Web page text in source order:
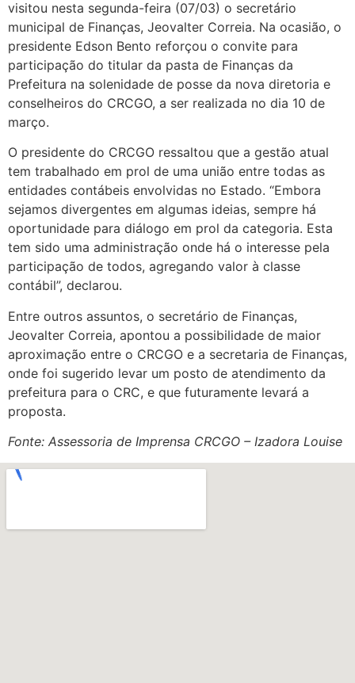
visitou nesta segunda-feira (07/03) o secretário
municipal de Finanças, Jeovalter Correia. Na ocasião, o
presidente Edson Bento reforçou o convite para
participação do titular da pasta de Finanças da
Prefeitura na solenidade de posse da nova diretoria e
conselheiros do CRCGO, a ser realizada no dia 10 de
março.
O presidente do CRCGO ressaltou que a gestão atual
tem trabalhado em prol de uma união entre todas as
entidades contábeis envolvidas no Estado. “Embora
sejamos divergentes em algumas ideias, sempre há
oportunidade para diálogo em prol da categoria. Esta
tem sido uma administração onde há o interesse pela
participação de todos, agregando valor à classe
contábil”, declarou.
Entre outros assuntos, o secretário de Finanças,
Jeovalter Correia, apontou a possibilidade de maior
aproximação entre o CRCGO e a secretaria de Finanças,
onde foi sugerido levar um posto de atendimento da
prefeitura para o CRC, e que futuramente levará a
proposta.
Fonte: Assessoria de Imprensa CRCGO – Izadora Louise